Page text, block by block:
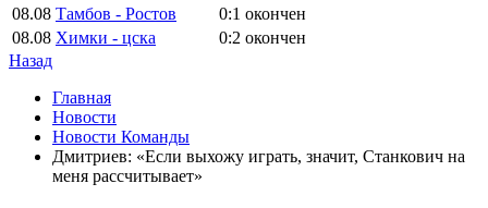
08.08 Тамбов - Ростов 0:1 окончен
08.08 Химки - цска 0:2 окончен
Назад
Главная
Новости
Новости Команды
Дмитриев: «Если выхожу играть, значит, Станкович на
меня рассчитывает»